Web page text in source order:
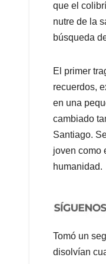
que el
nutre de la
búsqueda
El primer
recuerdos,
en una
cambiado
Santiago.
joven como
humanidad.
Tomó un
disolvían